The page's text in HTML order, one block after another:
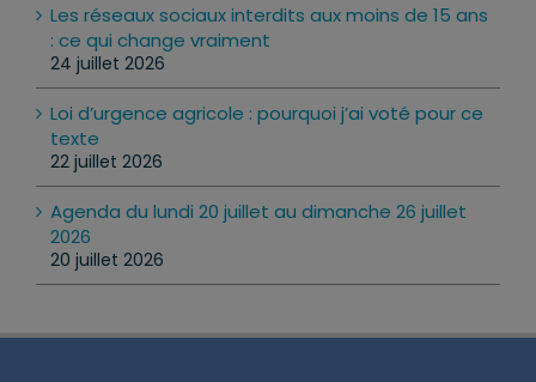
Les réseaux sociaux interdits aux moins de 15 ans
: ce qui change vraiment
24 juillet 2026
Loi d’urgence agricole : pourquoi j’ai voté pour ce
texte
22 juillet 2026
Agenda du lundi 20 juillet au dimanche 26 juillet
2026
20 juillet 2026